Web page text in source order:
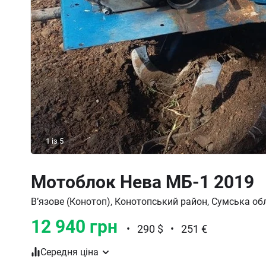
1із 5
Мотоблок Нева МБ-1 2019
В’язове (Конотоп), Конотопський район, Сумська
12 940 грн • 290 $ • 251 €
Середня ціна